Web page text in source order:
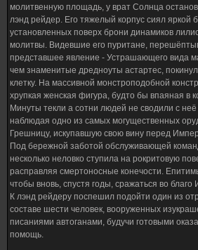
молитвенную площадь, у врат Солнца
лэнд рейдер. Его тяжелый корпус сиял яркой
установленных поверх брони динамиков
молитвы. Видевшие его пуритане,
представшее явление - Устрашающего вида
чем знаменитые дредноуты астартес,
клетку. На массивной монстроподобной
хрупкая женская фигура, будто бы впаяная в
Минуты текли а сотни людей не сводили с неё
наблюдая одно из самых могущественных
Грешницу, искупавшую свою вину перед
Под бережной заботой обслуживающей
несколько неловко ступила на рокритовую
расправляя смертоносные конечости.
чтобы вновь, спустя годы, сражаться во
К лэнд рейдеру поспешил подойти один из
составе шести человек, вооруженных
писаниями автоганами, будучи готовыми
помощь.